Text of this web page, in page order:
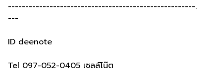
------------------------------------------------------.
---
ID deenote
Tel 097-052-0405 เซลล์โน๊ต